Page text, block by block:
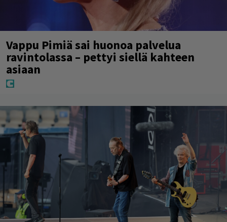
Vappu Pimiä sai huonoa palvelua
ravintolassa – pettyi siellä kahteen
asiaan